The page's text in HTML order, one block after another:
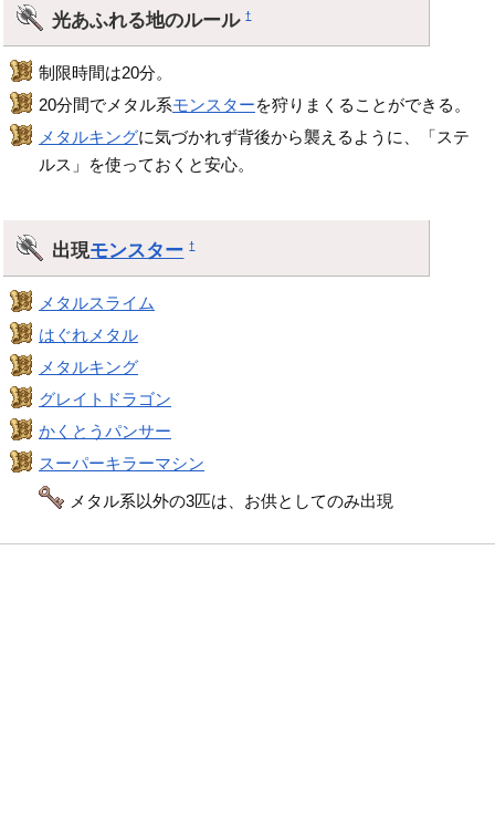
光あふれる地のルール†
制限時間は20分。
20分間でメタル系モンスターを狩りまくることができる。
メタルキングに気づかれず背後から襲えるように、「ステ
ルス」を使っておくと安心。
出現モンスター †
メタルスライム
はぐれメタル
メタルキング
グレイトドラゴン
かくとうパンサー
スーパーキラーマシン
メタル系以外の3匹は、お供としてのみ出現